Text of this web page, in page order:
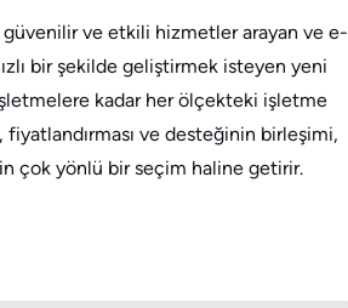
ve etkili hizmetler arayan ve e-
bir şekilde geliştirmek isteyen yeni
kadar her ölçekteki işletme
ve desteğinin birleşimi,
çok yönlü bir seçim haline getirir.